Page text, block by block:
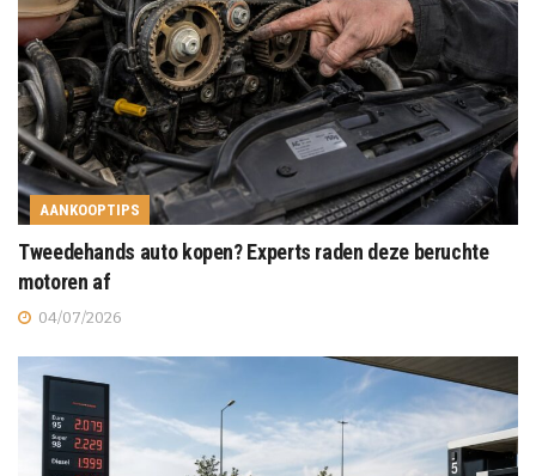
AANKOOPTIPS
Tweedehands auto kopen? Experts raden deze beruchte
motoren af
04/07/2026